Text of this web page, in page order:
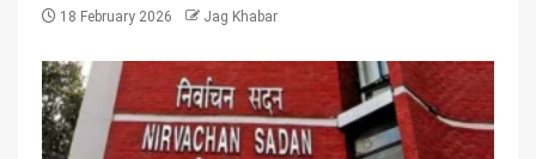
18 February 2026 Jag Khabar